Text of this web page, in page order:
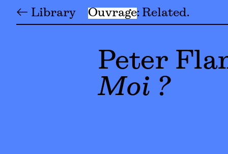
← Library Ouvrage Related
Peter
Moi ?